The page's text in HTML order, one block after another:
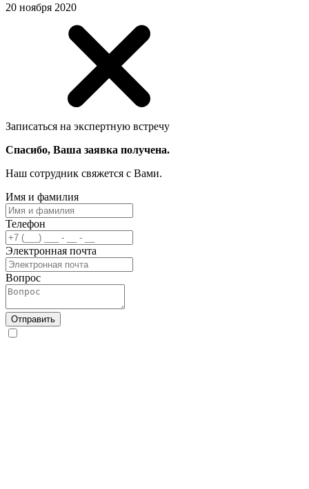
20 ноября 2020
Записаться на экспертную встречу
Спасибо, Ваша заявка получена.
Наш сотрудник свяжется с Вами.
Имя и фамилия
Телефон
Электронная почта
Вопрос
Отправить